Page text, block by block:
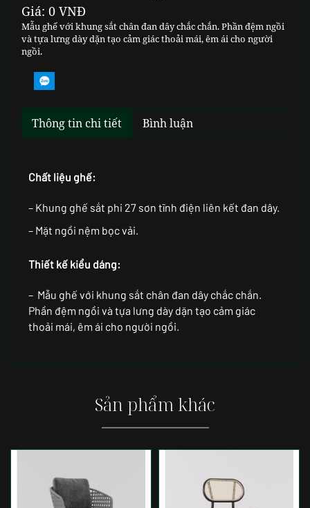
Giá: 0 VNĐ
Mẫu ghế với khung sắt chân đan dây chắc chắn. Phần đệm ngồi
và tựa lưng dày dặn tạo cảm giác thoải mái, êm ái cho người
ngồi.
Thông tin chi tiết Bình luận
Chất liệu ghế:
– Khung ghế sắt phi 27 sơn tĩnh điện liên kết đan dây.
– Mặt ngồi nệm bọc vải.
Thiết kế kiểu dáng:
– Mẫu ghế với khung sắt chân đan dây chắc chắn.
Phần đệm ngồi và tựa lưng dày dặn tạo cảm giác
thoải mái, êm ái cho người ngồi.
Sản phẩm khác